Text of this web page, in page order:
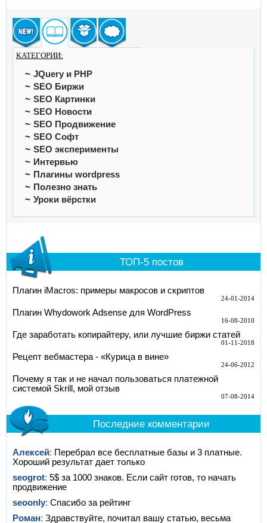
КАТЕГОРИИ:
JQuery и PHP
SEO Биржи
SEO Картинки
SEO Новости
SEO Продвижение
SEO Софт
SEO эксперименты
Интервью
Плагины wordpress
Полезно знать
Уроки вёрстки
ТОП-5 постов
Плагин iMacros: примеры макросов и скриптов
24-01-2014
Плагин Whydowork Adsense для WordPress
16-08-2010
Где заработать копирайтеру, или лучшие биржи статей
01-11-2018
Рецепт вебмастера - «Курица в вине»
24-06-2012
Почему я так и не начал пользоваться платежной
системой Skrill, мой отзыв
07-08-2014
Последние комментарии
Алексей: Перебрал все бесплатные базы и 3 платные.
Хороший результат дает только
seogrot: 5$ за 1000 знаков. Если сайт готов, то начать
продвижение
seoonly: Спасибо за рейтинг
Роман: Здравствуйте, почитал вашу статью, весьма